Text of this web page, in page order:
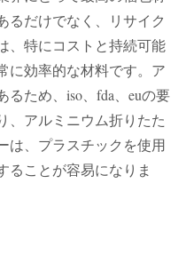
るだけでなく、リサイク
、特にコストと持続可能
に効率的な材料です。ア
ため、iso、fda、euの要
、アルミニウム折りたた
は、プラスチックを使用
ることが容易になりま